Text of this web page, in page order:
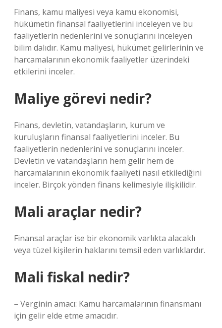
Finans, kamu maliyesi veya kamu ekonomisi,
hükümetin finansal faaliyetlerini inceleyen ve bu
faaliyetlerin nedenlerini ve sonuçlarını inceleyen
bilim dalıdır. Kamu maliyesi, hükümet gelirlerinin ve
harcamalarının ekonomik faaliyetler üzerindeki
etkilerini inceler.
Maliye görevi nedir?
Finans, devletin, vatandaşların, kurum ve
kuruluşların finansal faaliyetlerini inceler. Bu
faaliyetlerin nedenlerini ve sonuçlarını inceler.
Devletin ve vatandaşların hem gelir hem de
harcamalarının ekonomik faaliyeti nasıl etkilediğini
inceler. Birçok yönden finans kelimesiyle ilişkilidir.
Mali araçlar nedir?
Finansal araçlar ise bir ekonomik varlıkta alacaklı
veya tüzel kişilerin haklarını temsil eden varlıklardır.
Mali fiskal nedir?
– Verginin amacı: Kamu harcamalarının finansmanı
için gelir elde etme amacıdır.